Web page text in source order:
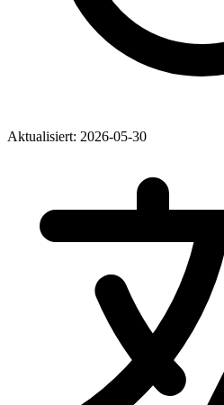
Aktualisiert: 2026-05-30